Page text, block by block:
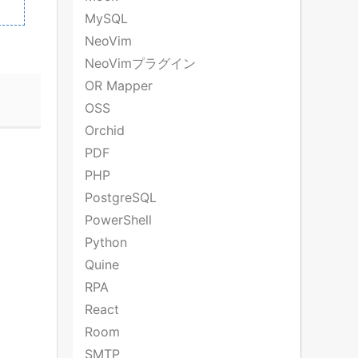
MySQL
NeoVim
NeoVimプラグイン
OR Mapper
OSS
Orchid
PDF
PHP
PostgreSQL
PowerShell
Python
Quine
RPA
React
Room
SMTP